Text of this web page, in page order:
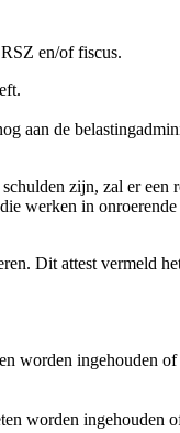
en/of fiscus.
aan de
zijn, zal er
werken in
Dit attest vermeld
worden ingehouden
worden ingehouden